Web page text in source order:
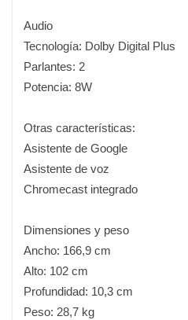
Audio
Tecnología: Dolby Digital Plus
Parlantes: 2
Potencia: 8W
Otras características:
Asistente de Google
Asistente de voz
Chromecast integrado
Dimensiones y peso
Ancho: 166,9 cm
Alto: 102 cm
Profundidad: 10,3 cm
Peso: 28,7 kg